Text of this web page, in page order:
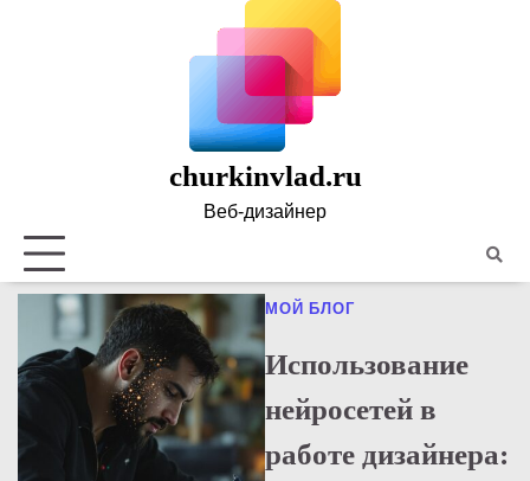
churkinvlad.ru
Веб-дизайнер
МОЙ БЛОГ
Использование
нейросетей в
работе дизайнера: